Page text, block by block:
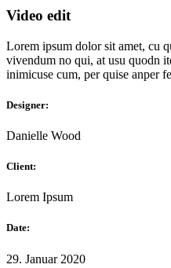
Video edit
Lorem ipsum dolor sit amet, cu
vivendum no qui, at usu quodn
inimicuse cum, per quise anper
Designer:
Danielle Wood
Client:
Lorem Ipsum
Date:
29. Januar 2020